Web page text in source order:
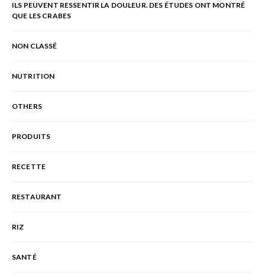
ILS PEUVENT RESSENTIR LA DOULEUR. DES ÉTUDES ONT MONTRÉ
QUE LES CRABES
NON CLASSÉ
NUTRITION
OTHERS
PRODUITS
RECETTE
RESTAURANT
RIZ
SANTÉ